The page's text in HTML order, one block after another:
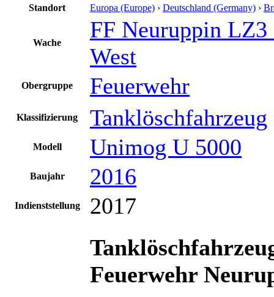
Standort Europa (Europe) › Deutschland (Germany) ›
Wache
FF Neuruppin LZ3
West
Obergruppe Feuerwehr
Klassifizierung Tanklöschfahrzeug
Modell Unimog U 5000
Baujahr 2016
Indienststellung
2017
Feuerwehr